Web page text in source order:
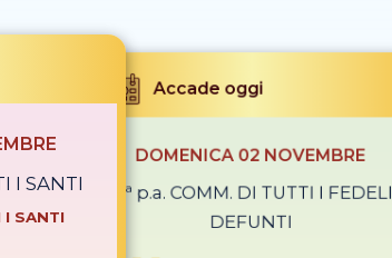
I SANTI
I SANTI
Accade oggi
DOMENICA 02 NOVEMBRE
31ª p.a. COMM. DI TUTTI I FEDELI
DEFUNTI